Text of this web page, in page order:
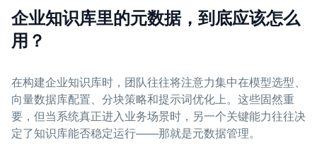
企业知识库里的元数据，到底应该怎么
用？
在构建企业知识库时，团队往往将注意力集中在模型选型、
向量数据库配置、分块策略和提示词优化上。这些固然重
要，但当系统真正进入业务场景时，另一个关键能力往往决
定了知识库能否稳定运行——那就是元数据管理。